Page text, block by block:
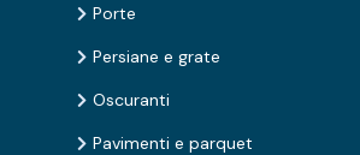
 Porte
 Persiane e grate
 Oscuranti
 Pavimenti e parquet